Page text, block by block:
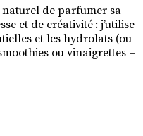
naturel de parfumer sa
et de créativité : j’utilise
et les hydrolats (ou
ou vinaigrettes –